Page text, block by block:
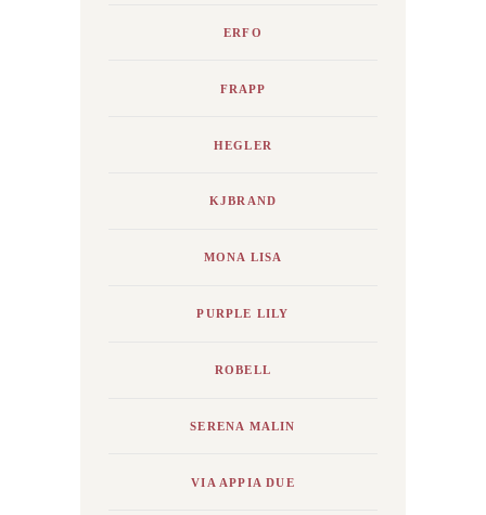
ERFO
FRAPP
HEGLER
KJBRAND
MONA LISA
PURPLE LILY
ROBELL
SERENA MALIN
VIA APPIA DUE